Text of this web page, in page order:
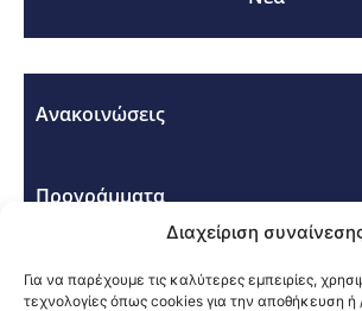
Διαχείριση
Για να παρέχουμε τις καλύτερες εμπειρίες,
τεχνολογίες όπως cookies για την αποθήκευση
Ανακοινώσεις
Προγράμματα
Σεμινάρια -